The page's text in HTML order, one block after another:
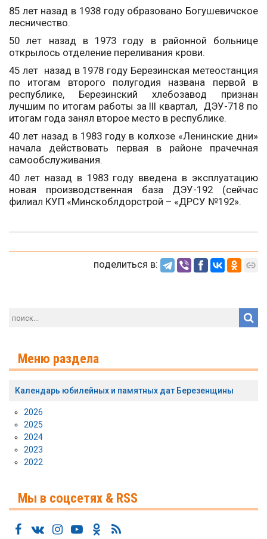
85 лет назад в 1938 году образовано Богушевичское
лесничество.
50 лет назад в 1973 году в районной больнице
открылось отделение переливания крови.
45 лет назад в 1978 году Березинская метеостанция
по итогам второго полугодия названа первой в
республике, Березинский хлебозавод признан
лучшим по итогам работы за ІІІ квартал, ДЭУ-718 по
итогам года занял второе место в республике.
40 лет назад в 1983 году в колхозе «Ленинские дни»
начала действовать первая в районе прачечная
самообслуживания.
40 лет назад в 1983 году введена в эксплуатацию
новая производственная база ДЭУ-192 (сейчас
филиал КУП «Минскоблдорстрой – «ДРСУ №192».
поделиться в:
Меню раздела
Календарь юбилейных и памятных дат Березенщины
2026
2025
2024
2023
2022
Мы в соцсетях & RSS